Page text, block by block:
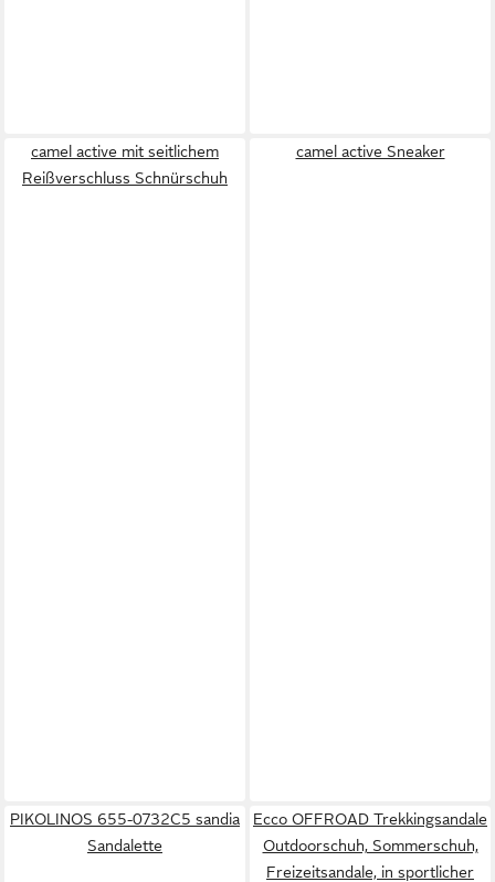
camel active mit seitlichem
Reißverschluss Schnürschuh
camel active Sneaker
PIKOLINOS 655-0732C5 sandia
Sandalette
Ecco OFFROAD Trekkingsandale
Outdoorschuh, Sommerschuh,
Freizeitsandale, in sportlicher